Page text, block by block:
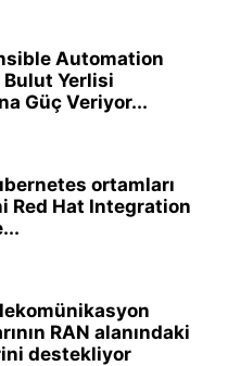
Automation
Yerlisi
Güç Veriyor...
ortamları
Red Hat Integration
RAN alanındaki
destekliyor